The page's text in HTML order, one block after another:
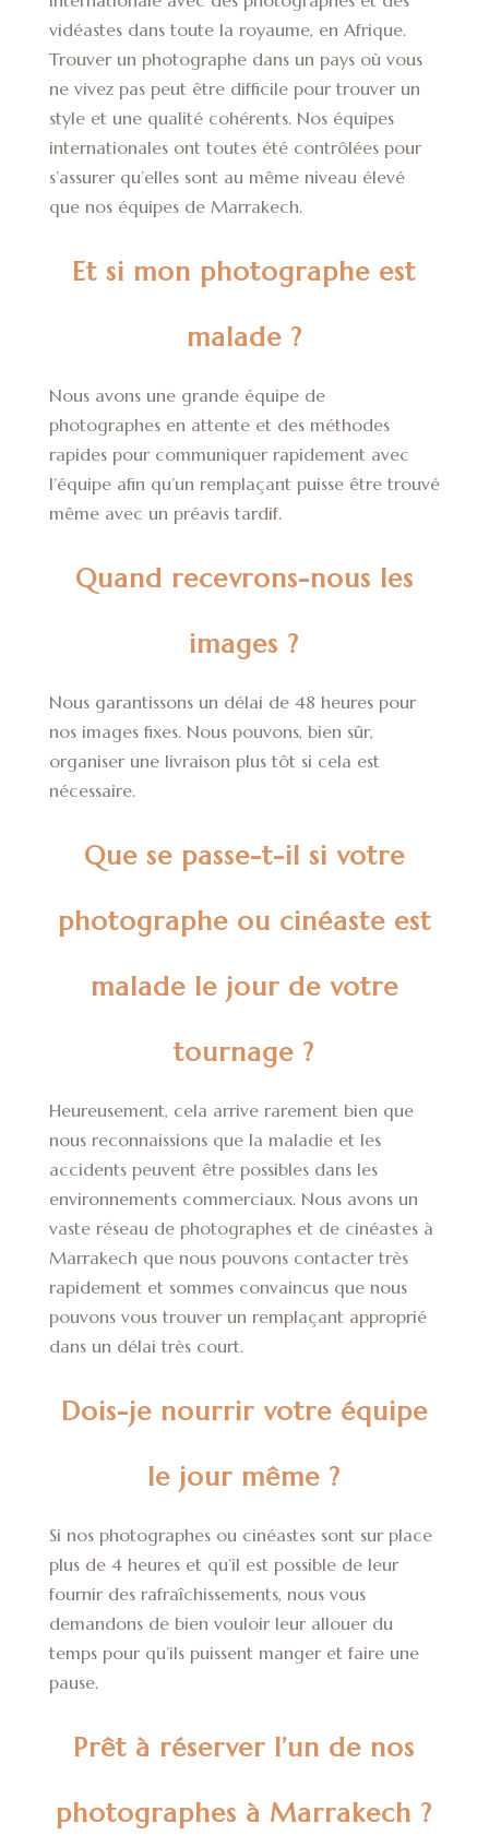
vidéastes dans toute la royaume, en Afrique.
Trouver un photographe dans un pays où vous
ne vivez pas peut être difficile pour trouver un
style et une qualité cohérents. Nos équipes
internationales ont toutes été contrôlées pour
s’assurer qu’elles sont au même niveau élevé
que nos équipes de Marrakech.
Et si mon photographe est
malade ?
Nous avons une grande équipe de
photographes en attente et des méthodes
rapides pour communiquer rapidement avec
l’équipe afin qu’un remplaçant puisse être trouvé
même avec un préavis tardif.
Quand recevrons-nous les
images ?
Nous garantissons un délai de 48 heures pour
nos images fixes. Nous pouvons, bien sûr,
organiser une livraison plus tôt si cela est
nécessaire.
Que se passe-t-il si votre
photographe ou cinéaste est
malade le jour de votre
tournage ?
Heureusement, cela arrive rarement bien que
nous reconnaissions que la maladie et les
accidents peuvent être possibles dans les
environnements commerciaux. Nous avons un
vaste réseau de photographes et de cinéastes à
Marrakech que nous pouvons contacter très
rapidement et sommes convaincus que nous
pouvons vous trouver un remplaçant approprié
dans un délai très court.
Dois-je nourrir votre équipe
le jour même ?
Si nos photographes ou cinéastes sont sur place
plus de 4 heures et qu’il est possible de leur
fournir des rafraîchissements, nous vous
demandons de bien vouloir leur allouer du
temps pour qu’ils puissent manger et faire une
pause.
Prêt à réserver l’un de nos
photographes à Marrakech ?